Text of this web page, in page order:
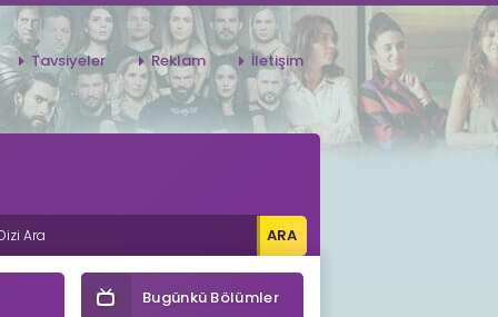
Tavsiyeler Reklam İletişim
Bugünkü Bölümler